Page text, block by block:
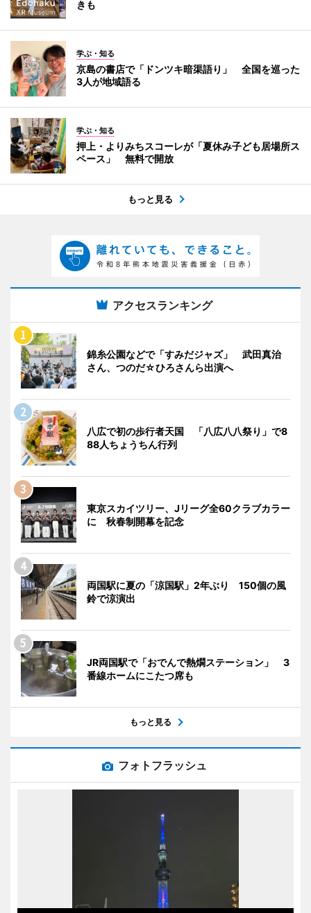
きも
学ぶ・知る
京島の書店で「ドンツキ暗渠語り」 全国を巡った
3人が地域語る
学ぶ・知る
押上・よりみちスコーレが「夏休み子ども居場所ス
ペース」 無料で開放
もっと見る
アクセスランキング
錦糸公園などで「すみだジャズ」 武田真治
さん、つのだ☆ひろさんら出演へ
八広で初の歩行者天国 「八広八八祭り」で8
88人ちょうちん行列
東京スカイツリー、Jリーグ全60クラブカラー
に 秋春制開幕を記念
両国駅に夏の「涼国駅」2年ぶり 150個の風
鈴で涼演出
JR両国駅で「おでんで熱燗ステーション」 3
番線ホームにこたつ席も
もっと見る
フォトフラッシュ